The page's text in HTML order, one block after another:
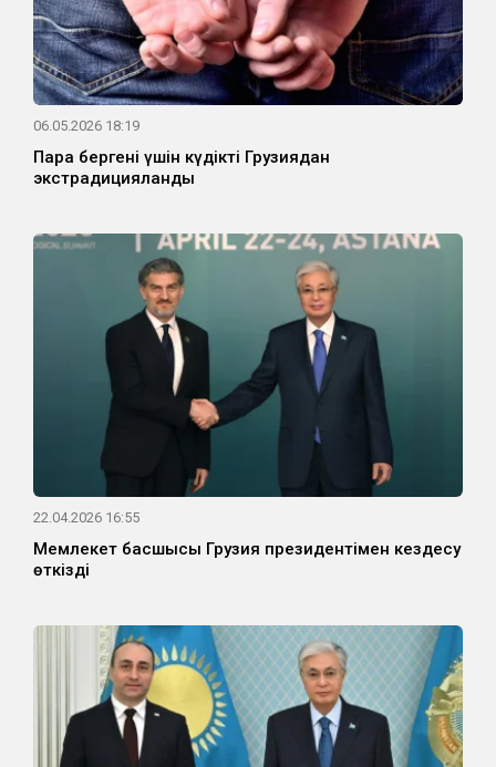
06.05.2026 18:19
Пара бергені үшін күдікті Грузиядан
экстрадицияланды
22.04.2026 16:55
Мемлекет басшысы Грузия президентімен кездесу
өткізді